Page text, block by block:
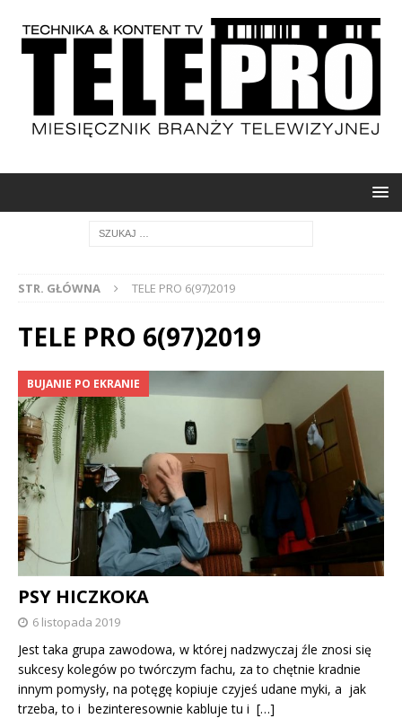
STR. GŁÓWNA TELE PRO 6(97)2019
TELE PRO 6(97)2019
BUJANIE PO EKRANIE
PSY HICZKOKA
6 listopada 2019
Jest taka grupa zawodowa, w której nadzwyczaj źle znosi się
sukcesy kolegów po twórczym fachu, za to chętnie kradnie
innym pomysły, na potęgę kopiuje czyjeś udane myki, a jak
trzeba, to i bezinteresownie kabluje tu i […]